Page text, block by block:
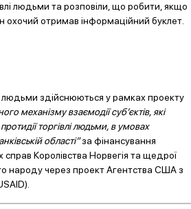
людьми та розповіли, що робити, якщо
охочий отримав інформаційний буклет.
людьми здійснюються у рамках проекту
механізму взаємодії суб’єктів, які
торгівлі людьми, в умовах
області”за фінансування
справ Королівства Норвегія та щедрої
народу через проект Агентства США з